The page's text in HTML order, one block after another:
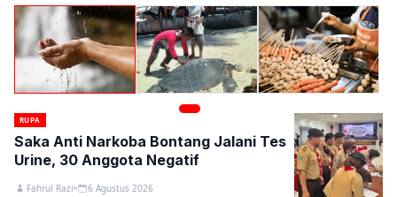
RUPA
Saka Anti Narkoba Bontang Jalani Tes
Urine, 30 Anggota Negatif
Fahrul Razi 6 Agustus 2026